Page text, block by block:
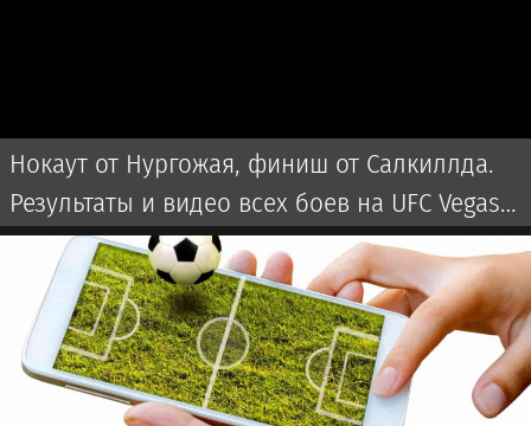
Нокаут от Нургожая, финиш от Салкиллда.
Результаты и видео всех боев на UFC Vegas
120